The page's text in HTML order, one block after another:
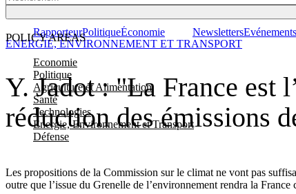
POLICY AREAS
Economie
Politique
Agriculture et Alimentation
Santé
Technologies
Energie, Environnement et Transport
Défense
RapporteurPolitiqueÉconomie NewslettersEvénements
Y. Jadot : "La France est
réduction des émissions
Les propositions de la Commission sur le climat ne vont pas
outre que l’issue du Grenelle de l’environnement rendra la
ENERGIE, ENVIRONNEMENT ET TRANSPORT